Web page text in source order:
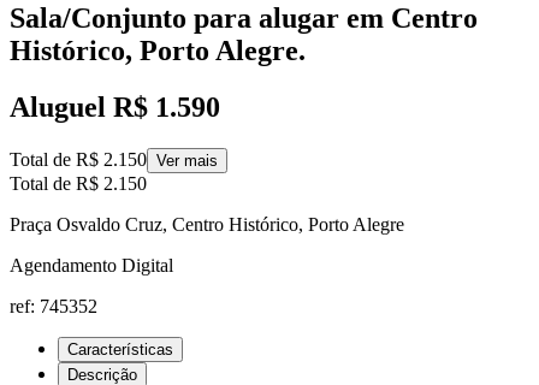
Sala/Conjunto para alugar em Centro
Histórico, Porto Alegre.
Aluguel R$ 1.590
Total de R$ 2.150 Ver mais
Total de R$ 2.150
Praça Osvaldo Cruz, Centro Histórico, Porto Alegre
Agendamento Digital
ref: 745352
Características
Descrição